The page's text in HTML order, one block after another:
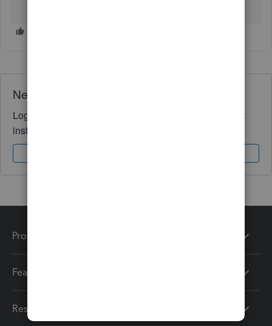
Need QuickBooks guidance?
Log in to access expert advice and community support
instantly.
Products
Features
Resources